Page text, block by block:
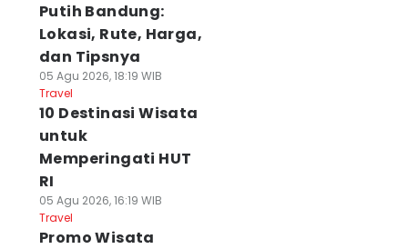
Putih Bandung:
Lokasi, Rute, Harga,
dan Tipsnya
05 Agu 2026, 18:19 WIB
Travel
10 Destinasi Wisata
untuk
Memperingati HUT
RI
05 Agu 2026, 16:19 WIB
Travel
Promo Wisata